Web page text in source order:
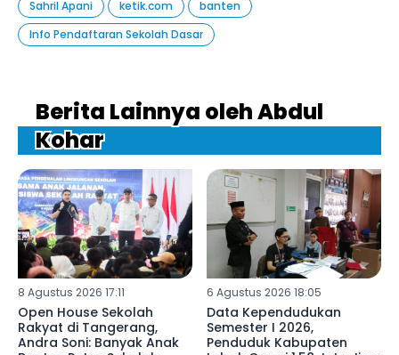
Sahril Apani
ketik.com
banten
Info Pendaftaran Sekolah Dasar
Berita Lainnya oleh Abdul
Kohar
8 Agustus 2026 17:11
Open House Sekolah
Rakyat di Tangerang,
Andra Soni: Banyak Anak
6 Agustus 2026 18:05
Data Kependudukan
Semester I 2026,
Penduduk Kabupaten